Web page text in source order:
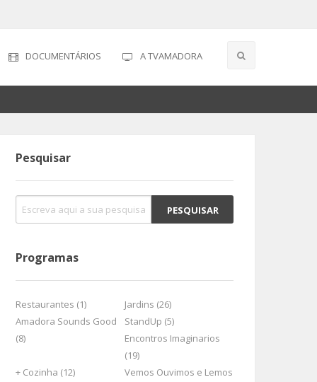
DOCUMENTÁRIOS A TVAMADORA
Pesquisar
Programas
Restaurantes (1)
Jardins (26)
Amadora Sounds Good
(8)
StandUp (5)
Encontros Imaginarios
(19)
+ Cozinha (12)
Vemos Ouvimos e Lemos